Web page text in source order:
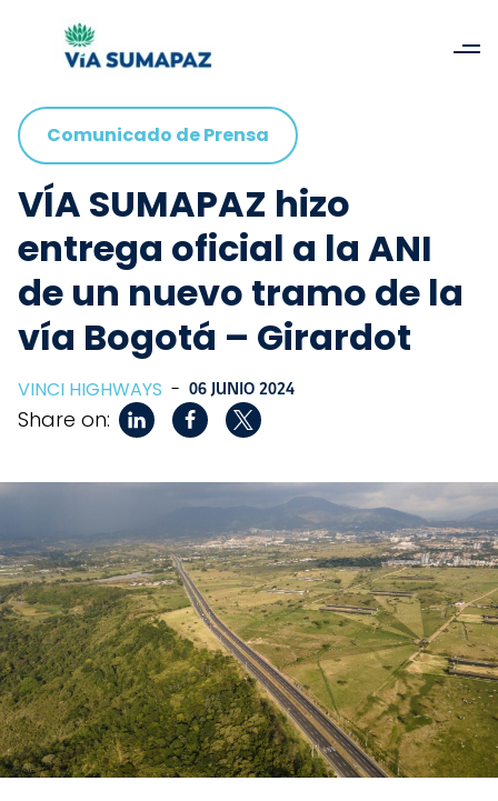
Comunicado de Prensa
VÍA SUMAPAZ hizo
entrega oficial a la ANI
de un nuevo tramo de la
vía Bogotá – Girardot
VINCI HIGHWAYS - 06 JUNIO 2024
Share on: